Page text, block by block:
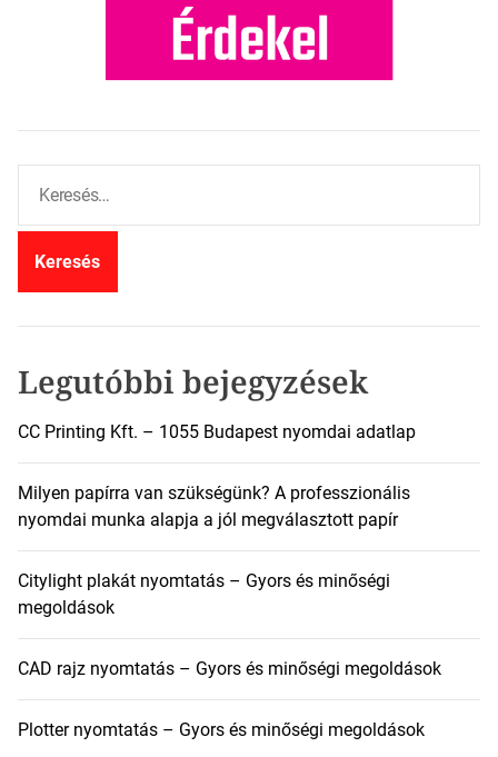
r
Legutóbbi bejegyzések
CC Printing Kft. – 1055 Budapest nyomdai adatlap
Milyen papírra van szükségünk? A professzionális
nyomdai munka alapja a jól megválasztott papír
Citylight plakát nyomtatás – Gyors és minőségi
megoldások
CAD rajz nyomtatás – Gyors és minőségi megoldások
Plotter nyomtatás – Gyors és minőségi megoldások